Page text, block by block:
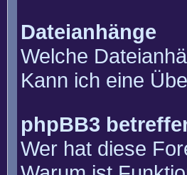
Dateianhänge
Welche
Kann ich eine
phpBB3
Wer hat diese